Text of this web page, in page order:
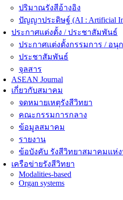
ปริมาณรังสีอ้างอิง
ปัญญาประดิษฐ์ (AI : Artificial
ประกาศแต่งตั้ง / ประชาสัมพันธ์
ประกาศแต่งตั้งกรรมการ / อนุ
ประชาสัมพันธ์
จุลสาร
ASEAN Journal
เกี่ยวกับสมาคม
จดหมายเหตุรังสีวิทยา
คณะกรรมการกลาง
ข้อมูลสมาคม
รายงาน
ข้อบังคับ รังสีวิทยาสมาคมแห่ง
เครือข่ายรังสีวิทยา
Modalities-based
Organ systems